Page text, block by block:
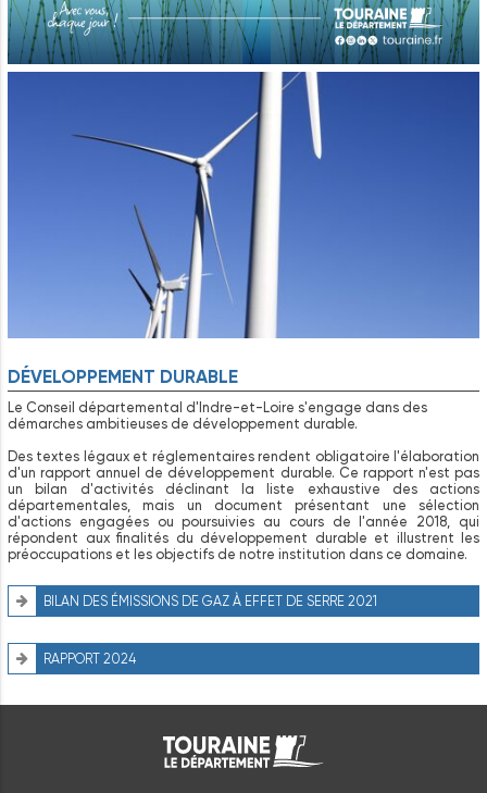
DÉVELOPPEMENT DURABLE
Le Conseil départemental d'Indre-et-Loire s'engage dans des
démarches ambitieuses de développement durable.
Des textes légaux et réglementaires rendent obligatoire l'élaboration
d'un rapport annuel de développement durable. Ce rapport n'est pas
un bilan d'activités déclinant la liste exhaustive des actions
départementales, mais un document présentant une sélection
d'actions engagées ou poursuivies au cours de l'année 2018, qui
répondent aux finalités du développement durable et illustrent les
préoccupations et les objectifs de notre institution dans ce domaine.
BILAN DES ÉMISSIONS DE GAZ À EFFET DE SERRE 2021
RAPPORT 2024